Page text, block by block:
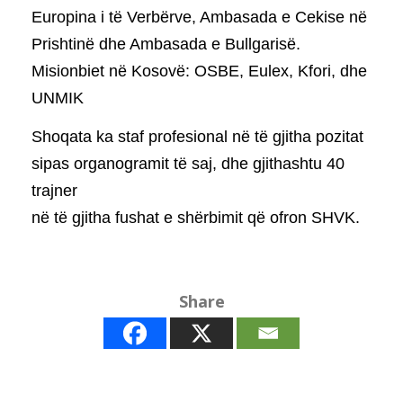
Europina i të Verbërve, Ambasada e Cekise në
Prishtinë dhe Ambasada e Bullgarisë.
Misionbiet në Kosovë: OSBE, Eulex, Kfori, dhe
UNMIK
Shoqata ka staf profesional në të gjitha pozitat
sipas organogramit të saj, dhe gjithashtu 40
trajner
në të gjitha fushat e shërbimit që ofron SHVK.
Share